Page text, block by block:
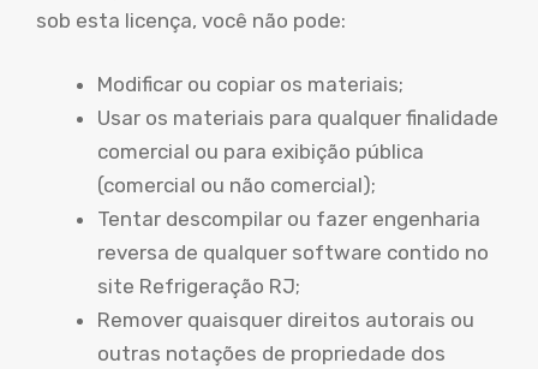
sob esta licença, você não pode:
Modificar ou copiar os materiais;
Usar os materiais para qualquer finalidade
comercial ou para exibição pública
(comercial ou não comercial);
Tentar descompilar ou fazer engenharia
reversa de qualquer software contido no
site Refrigeração RJ;
Remover quaisquer direitos autorais ou
outras notações de propriedade dos